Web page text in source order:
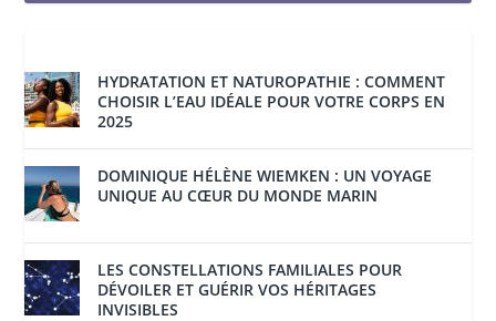
HYDRATATION ET NATUROPATHIE : COMMENT
CHOISIR L’EAU IDÉALE POUR VOTRE CORPS EN
2025
DOMINIQUE HÉLÈNE WIEMKEN : UN VOYAGE
UNIQUE AU CŒUR DU MONDE MARIN
LES CONSTELLATIONS FAMILIALES POUR
DÉVOILER ET GUÉRIR VOS HÉRITAGES
INVISIBLES